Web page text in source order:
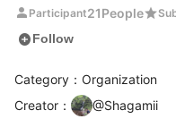
person Participant21Peoplestar
add_circleFollow
Category：Organization
Creator ： @Shagamii